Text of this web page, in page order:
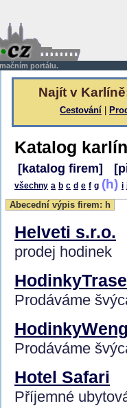
portálu.
Najít v
Cestování
Katalog
[katalog firem]
všechny a b c d e f g (h) i
Abecední výpis firem: h
Helveti s.r.o.
prodej hodinek
Prodáváme
Prodáváme
Hotel Safari
Příjemné